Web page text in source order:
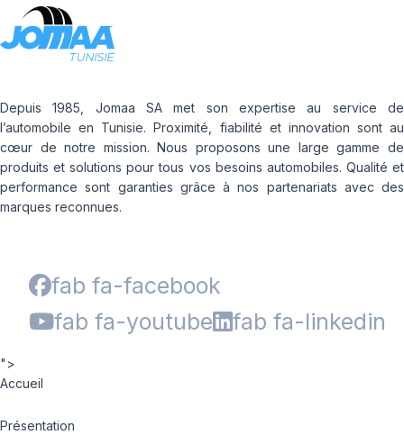
Depuis 1985, Jomaa SA met son expertise au service de
l’automobile en Tunisie. Proximité, fiabilité et innovation sont au
cœur de notre mission. Nous proposons une large gamme de
produits et solutions pour tous vos besoins automobiles. Qualité et
performance sont garanties grâce à nos partenariats avec des
marques reconnues.
fab fa-facebook
fab fa-youtube
fab fa-linkedin
">
Accueil
Présentation